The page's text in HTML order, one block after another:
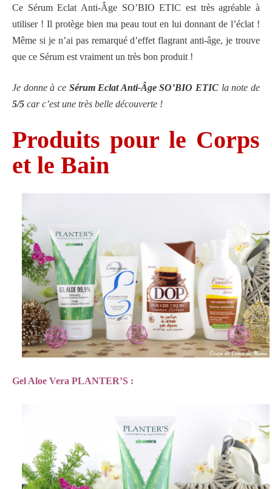
Ce Sérum Eclat Anti-Âge SO’BIO ETIC est très agréable à
utiliser ! Il protège bien ma peau tout en lui donnant de l’éclat !
Même si je n’ai pas remarqué d’effet flagrant anti-âge, je trouve
que ce Sérum est vraiment un très bon produit !
Je donne à ce Sérum Eclat Anti-Âge SO’BIO ETIC la note de
5/5 car c’est une très belle découverte !
Produits pour le Corps
et le Bain
Gel Aloe Vera PLANTER’S :